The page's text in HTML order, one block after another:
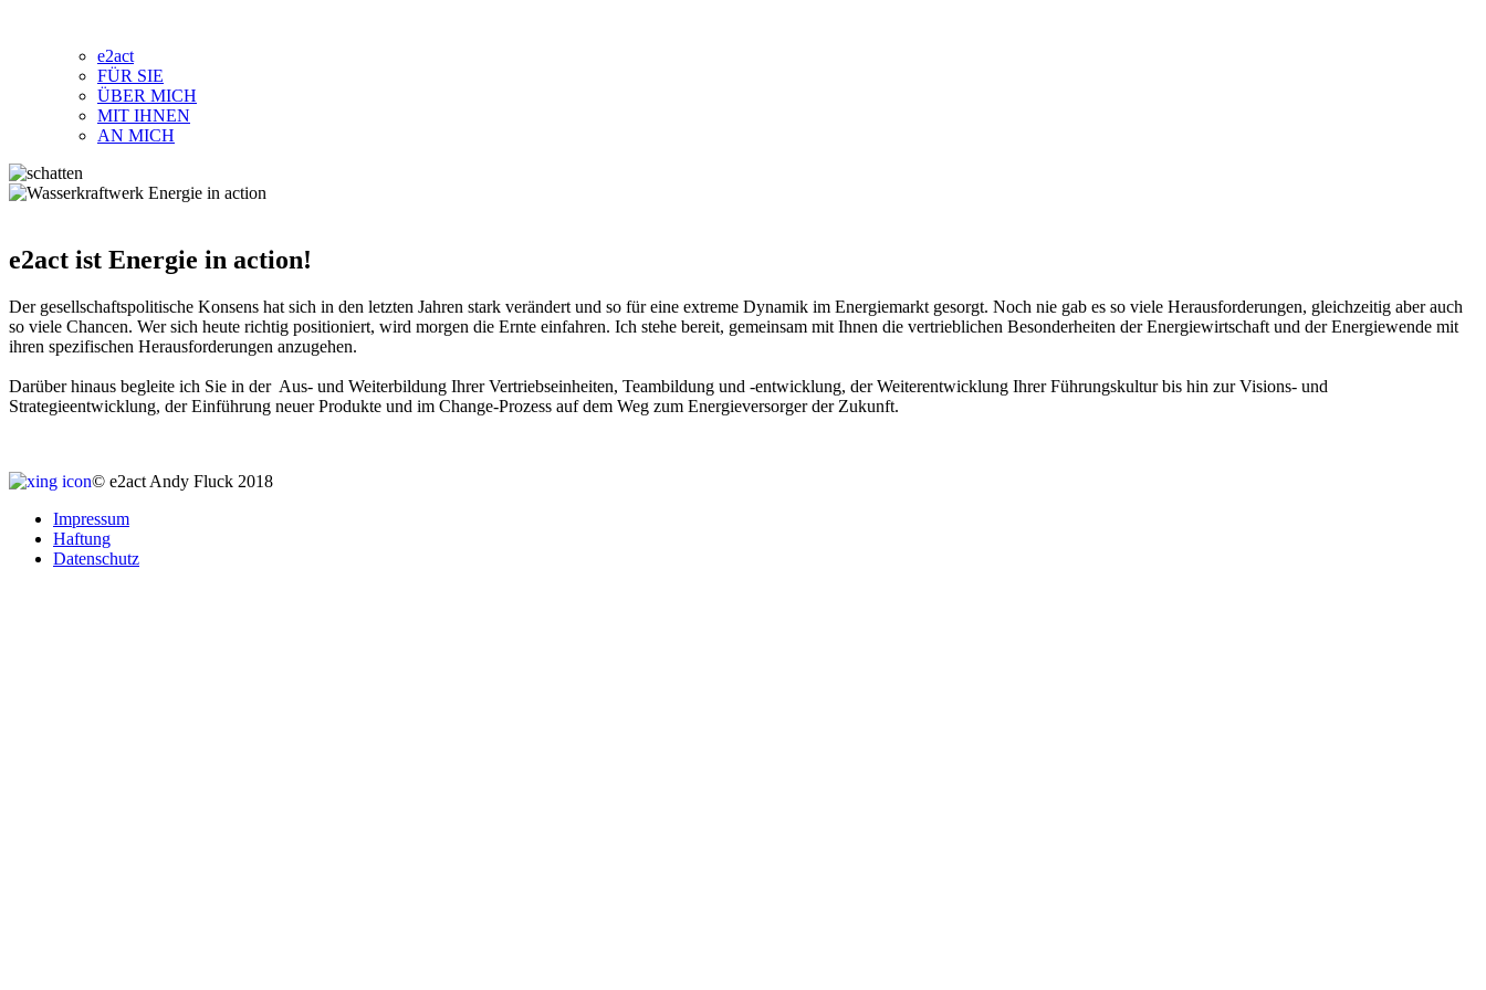
e2act
FÜR SIE
ÜBER MICH
MIT IHNEN
AN MICH
Energie in action
e2act ist Energie in action!
Der gesellschaftspolitische Konsens hat sich in den letzten Jahren stark verändert und so für eine extreme Dynamik im Energiemarkt gesorgt. Noch nie gab es so viele Herausforderungen, gleichzeitig aber auch
so viele Chancen. Wer sich heute richtig positioniert, wird morgen die Ernte einfahren. Ich stehe bereit, gemeinsam mit Ihnen die vertrieblichen Besonderheiten der Energiewirtschaft und der Energiewende mit
ihren spezifischen Herausforderungen anzugehen.
Darüber hinaus begleite ich Sie in der Aus- und Weiterbildung Ihrer Vertriebseinheiten, Teambildung und -entwicklung, der Weiterentwicklung Ihrer Führungskultur bis hin zur Visions- und
Strategieentwicklung, der Einführung neuer Produkte und im Change-Prozess auf dem Weg zum Energieversorger der Zukunft.
© e2act Andy Fluck 2018
Impressum
Haftung
Datenschutz